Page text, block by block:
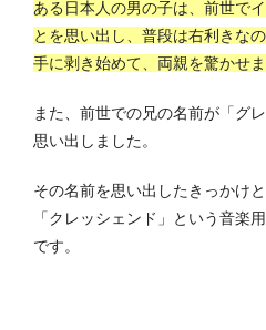
ある日本人の男の子は、前世で
とを思い出し、普段は右利きな
手に剥き始めて、両親を驚かせ
また、前世での兄の名前が「グ
思い出しました。
その名前を思い出したきっかけ
「クレッシェンド」という音楽
です。